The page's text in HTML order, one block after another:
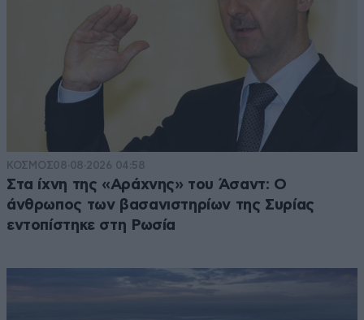
ΚΟΣΜΟΣ08·08·2026 04:58
Στα ίχνη της «Αράχνης» του Άσαντ: Ο
άνθρωπος των βασανιστηρίων της Συρίας
εντοπίστηκε στη Ρωσία